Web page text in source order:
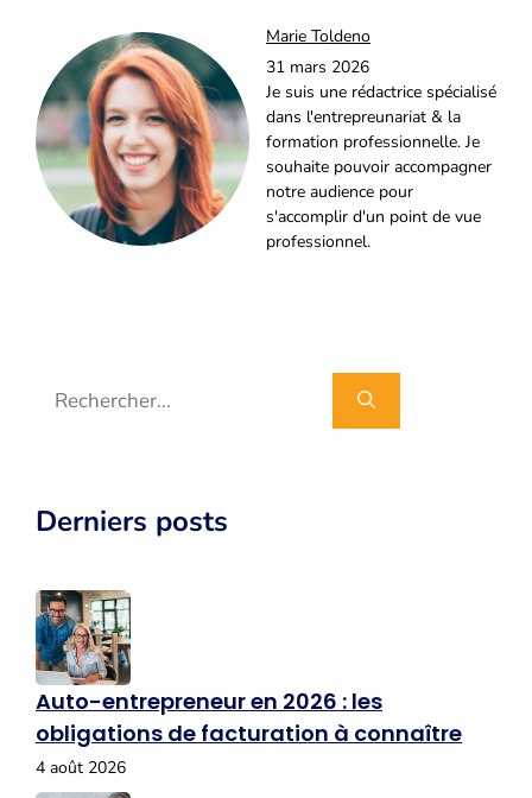
Marie Toldeno
31 mars 2026
Je suis une rédactrice spécialisé
dans l'entrepreunariat & la
formation professionnelle. Je
souhaite pouvoir accompagner
notre audience pour
s'accomplir d'un point de vue
professionnel.
Derniers posts
Auto-entrepreneur en 2026 : les
obligations de facturation à connaître
4 août 2026